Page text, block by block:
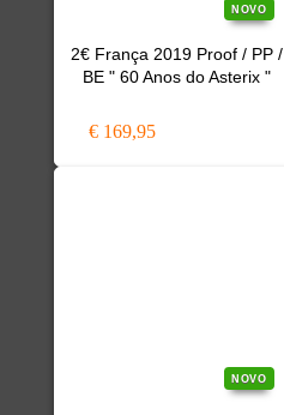
NOVO
2€ França 2019 Proof / PP /
BE " 60 Anos do Asterix "
€ 169,95
NOVO